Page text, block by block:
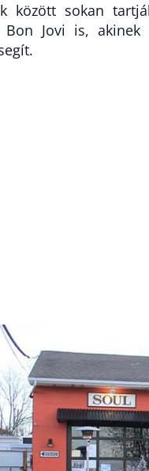
között sokan
Bon Jovi is,